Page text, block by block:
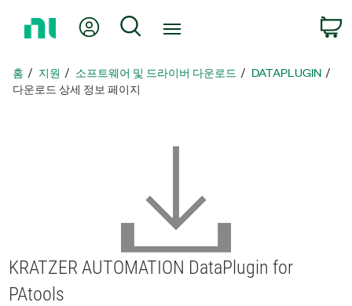
지
로
내 계정 검색
홈 지원 소프트웨어 및 드라이버 다운로드
DATAPLUGIN
다운로드 상세 정보 페이지
KRATZER AUTOMATION DataPlugin for
PAtools